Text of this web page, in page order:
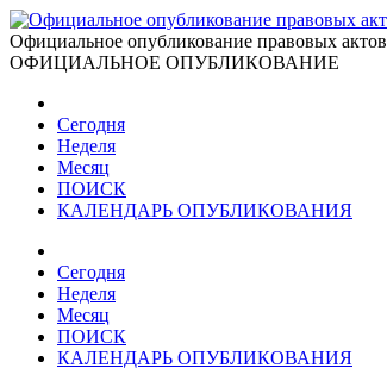
Официальное опубликование правовых актов
ОФИЦИАЛЬНОЕ ОПУБЛИКОВАНИЕ
Сегодня
Неделя
Месяц
ПОИСК
КАЛЕНДАРЬ ОПУБЛИКОВАНИЯ
Сегодня
Неделя
Месяц
ПОИСК
КАЛЕНДАРЬ ОПУБЛИКОВАНИЯ